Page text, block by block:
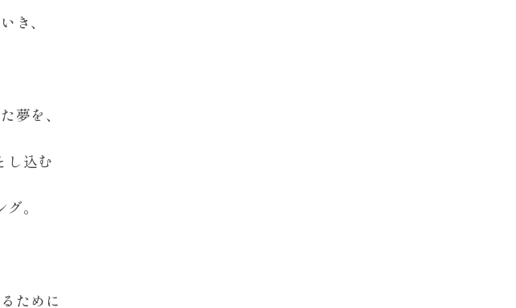
き、
夢を、
し込む
。
ために